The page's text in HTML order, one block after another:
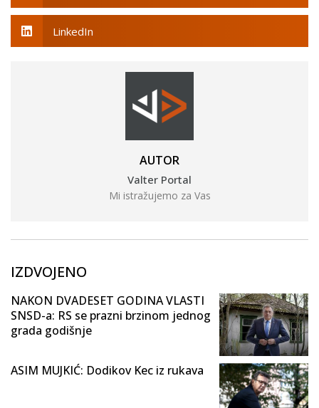
LinkedIn
AUTOR
Valter Portal
Mi istražujemo za Vas
IZDVOJENO
NAKON DVADESET GODINA VLASTI
SNSD-a: RS se prazni brzinom jednog
grada godišnje
ASIM MUJKIĆ: Dodikov Kec iz rukava